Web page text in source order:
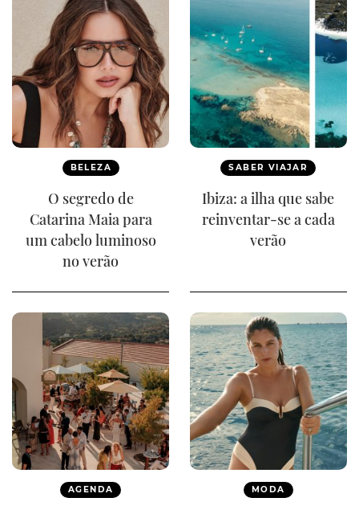
BELEZA
O segredo de
Catarina Maia para
um cabelo luminoso
no verão
SABER VIAJAR
Ibiza: a ilha que sabe
reinventar-se a cada
verão
AGENDA MODA